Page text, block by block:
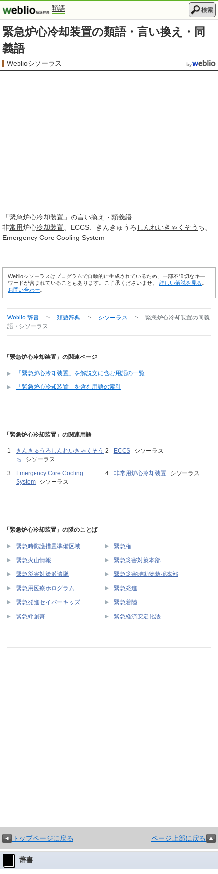
類語 検索
緊急炉心冷却装置の類語・言い換え・同
義語
Weblioシソーラス
「緊急炉心冷却装置 」の言い換え・類義語
非常用炉心冷却装置 ECCS きんきゅうろ しんれいきゃくそう ち
Emergency Core Cooling System
Weblioシソーラスはプログラムで自動的に生成されているため、一部不適切なキー
ワードが含まれていることもあります。ご了承くださいませ。 詳しい解説を見る
お問い合わせ
Weblio 辞書 > 類語辞典 > シソーラス > 緊急炉心冷却装置の同義
語・シソーラス
「緊急炉心冷却装置」の関連ページ
「緊急炉心冷却装置」を解説文に含む用語の一覧
「緊急炉心冷却装置」を含む用語の索引
「緊急炉心冷却装置」の関連用語
きんきゅうろしんれいきゃくそう
ち
シソーラス
ECCS シソーラス
Emergency Core Cooling
System
シソーラス
非常用炉心冷却装置 シソーラス
「緊急炉心冷却装置」の隣のことば
緊急時防護措置準備区域 緊急権
緊急火山情報 緊急災害対策本部
緊急災害対策派遣隊 緊急災害時動物救援本部
緊急用医療ホログラム 緊急発進
緊急発進セイバーキッズ 緊急着陸
緊急絆創膏 緊急経済安定化法
トップページに戻る ページ上部に戻る
辞書